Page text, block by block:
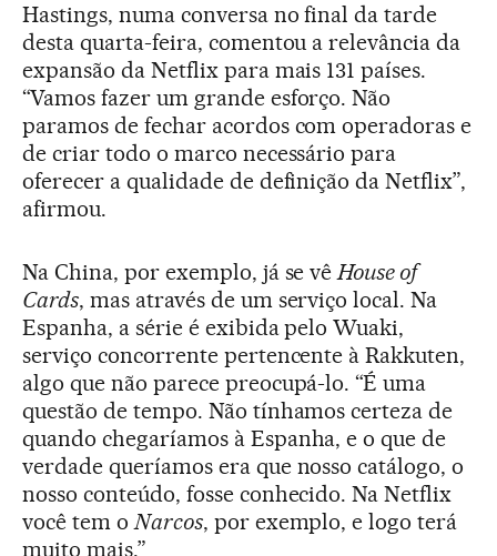
Hastings, numa conversa no final da tarde
desta quarta-feira, comentou a relevância da
expansão da Netflix para mais 131 países.
“Vamos fazer um grande esforço. Não
paramos de fechar acordos com operadoras e
de criar todo o marco necessário para
oferecer a qualidade de definição da Netflix”,
afirmou.
Na China, por exemplo, já se vêHouse of
Cards, mas através de um serviço local. Na
Espanha, a série é exibida pelo Wuaki,
serviço concorrente pertencente à Rakkuten,
algo que não parece preocupá-lo. “É uma
questão de tempo. Não tínhamos certeza de
quando chegaríamos à Espanha, e o que de
verdade queríamos era que nosso catálogo, o
nosso conteúdo, fosse conhecido. Na Netflix
você tem oNarcos, por exemplo, e logo terá
muito mais.”